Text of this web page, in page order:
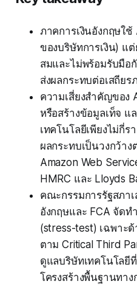
ภาคการเงินอังกฤษใ
ของบริษัทการเงิน) แ
สมและไม่พร้อมรับมือ
ส่งผลกระทบต่อเสถียร
ความเสี่ยงสำคัญของ
หรือสร้างข้อมูลเท็จ แ
เทคโนโลยีเพียงไม่กี่
ผลกระทบเป็นวงกว้า
Amazon Web
HMRC และ Lloyds
คณะกรรมการรัฐสภา
อังกฤษและ FCA จัด
(stress-test) เฉพาะ
ตาม Critical Third
ดูแลบริษัทเทคโนโล
โครงสร้างพื้นฐานทาง